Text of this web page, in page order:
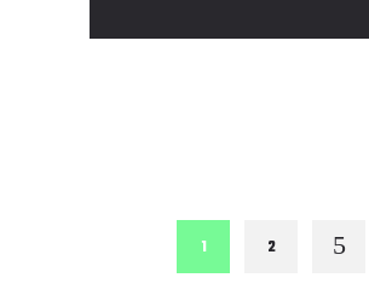
1 2